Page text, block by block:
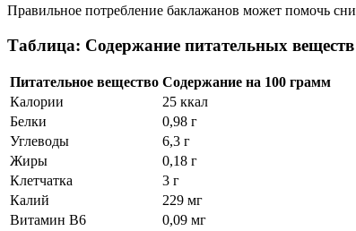
Правильное потребление баклажанов может помочь
Таблица: Содержание питательных
Питательное вещество Содержание на 100 грамм
Калории
25 ккал
Белки
0,98 г
Углеводы
6,3 г
Жиры
0,18 г
Клетчатка
3 г
Калий
229 мг
Витамин В6
0,09 мг